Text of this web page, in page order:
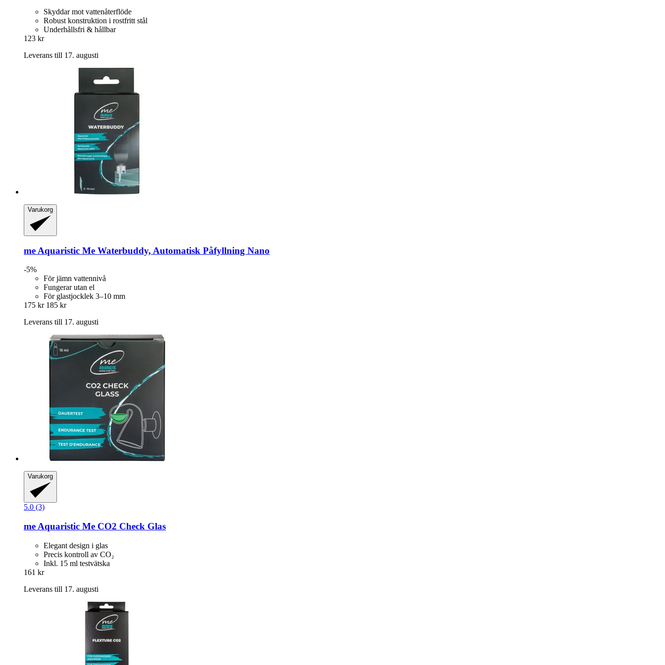
Skyddar mot vattenåterflöde
Robust konstruktion i rostfritt stål
Underhållsfri & hållbar
123 kr
Leverans till 17. augusti
Varukorg
me Aquaristic Me Waterbuddy, Automatisk Påfyllning Nano
-5%
För jämn vattennivå
Fungerar utan el
För glastjocklek 3–10 mm
175 kr 185 kr
Leverans till 17. augusti
Varukorg
5.0 (3)
me Aquaristic Me CO2 Check Glas
Elegant design i glas
Precis kontroll av CO₂
Inkl. 15 ml testvätska
161 kr
Leverans till 17. augusti